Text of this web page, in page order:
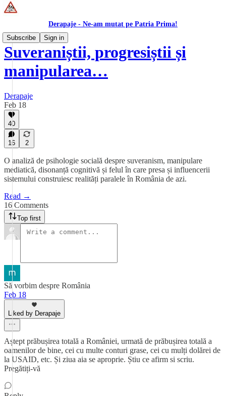
Derapaje - Ne-am mutat pe Patria Prima!
Subscribe
Sign in
Suveraniștii, progresiștii și
manipularea…
Derapaje
Feb 18
40
16 2
O analiză de psihologie socială despre suveranism, manipulare
mediatică, disonanță cognitivă și felul în care presa și influencerii
sistemului construiesc realități paralele în România de azi.
Read →
16 Comments
Top first
Să vorbim despre România
Feb 18
Liked by Derapaje
Aștept prăbușirea totală a României, urmată de prăbușirea totală a
oamenilor de bine, cei cu multe conturi grase, cei cu mulți dolărei de
la USAID, etc. Și ziua aia se aproprie. Știu ce afirm si scriu.
Pregătiți-vă